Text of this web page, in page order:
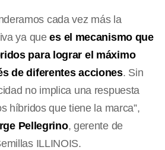
cada vez más la
ya quees el mecanismo que
para lograr el máximo
de diferentes acciones. Sin
no implica una respuesta
híbridos que tiene la marca”,
Pellegrino, gerente de
ILLINOIS.